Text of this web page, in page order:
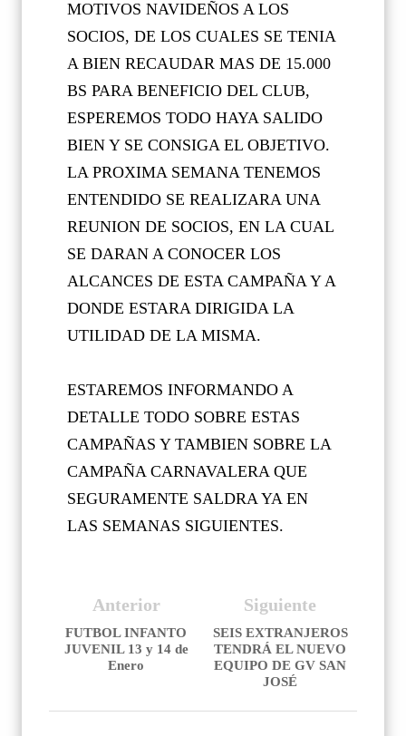
MOTIVOS NAVIDEÑOS A LOS
SOCIOS, DE LOS CUALES SE TENIA
A BIEN RECAUDAR MAS DE 15.000
BS PARA BENEFICIO DEL CLUB,
ESPEREMOS TODO HAYA SALIDO
BIEN Y SE CONSIGA EL OBJETIVO.
LA PROXIMA SEMANA TENEMOS
ENTENDIDO SE REALIZARA UNA
REUNION DE SOCIOS, EN LA CUAL
SE DARAN A CONOCER LOS
ALCANCES DE ESTA CAMPAÑA Y A
DONDE ESTARA DIRIGIDA LA
UTILIDAD DE LA MISMA.
ESTAREMOS INFORMANDO A
DETALLE TODO SOBRE ESTAS
CAMPAÑAS Y TAMBIEN SOBRE LA
CAMPAÑA CARNAVALERA QUE
SEGURAMENTE SALDRA YA EN
LAS SEMANAS SIGUIENTES.
Siguiente
SEIS EXTRANJEROS
TENDRÁ EL NUEVO
EQUIPO DE GV SAN
JOSÉ
Anterior
FUTBOL INFANTO
JUVENIL 13 y 14 de
Enero